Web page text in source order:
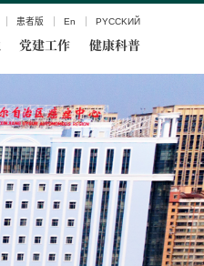
患者版 En PYCCKИЙ
党建工作 健康科普